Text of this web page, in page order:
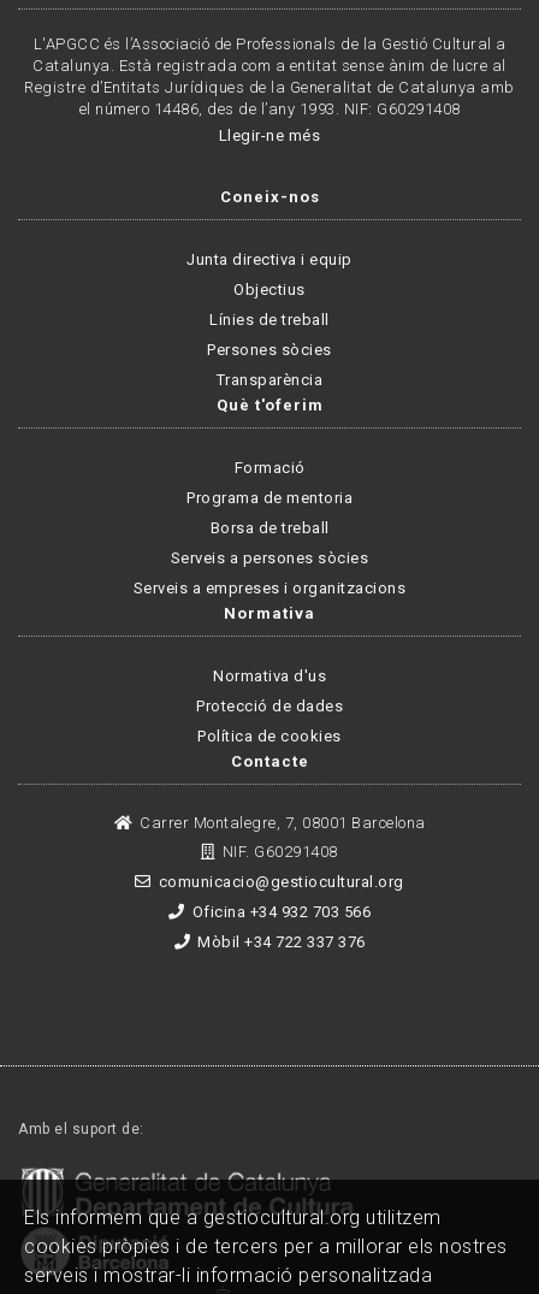
L'APGCC és l’Associació de Professionals de la Gestió Cultural a
Catalunya. Està registrada com a entitat sense ànim de lucre al
Registre d’Entitats Jurídiques de la Generalitat de Catalunya amb
el número 14486, des de l’any 1993. NIF: G60291408
Llegir-ne més
Coneix-nos
Junta directiva i equip
Objectius
Línies de treball
Persones sòcies
Transparència
Què t'oferim
Formació
Programa de mentoria
Borsa de treball
Serveis a persones sòcies
Serveis a empreses i organitzacions
Normativa
Normativa d'us
Protecció de dades
Política de cookies
Contacte
Carrer Montalegre, 7, 08001 Barcelona
NIF. G60291408
comunicacio@gestiocultural.org
Oficina +34 932 703 566
Mòbil +34 722 337 376
Amb el suport de:
Els informem que a gestiocultural.org utilitzem
cookies pròpies i de tercers per a millorar els nostres
serveis i mostrar-li informació personalitzada